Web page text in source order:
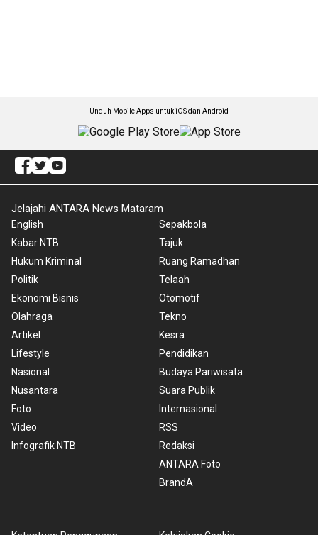
Unduh Mobile Apps untuk iOS dan Android
Jelajahi ANTARA News Mataram
English
Kabar NTB
Hukum Kriminal
Politik
Ekonomi Bisnis
Olahraga
Artikel
Lifestyle
Nasional
Nusantara
Foto
Video
Infografik NTB
Sepakbola
Tajuk
Ruang Ramadhan
Telaah
Otomotif
Tekno
Kesra
Pendidikan
Budaya Pariwisata
Suara Publik
Internasional
RSS
Redaksi
ANTARA Foto
BrandA